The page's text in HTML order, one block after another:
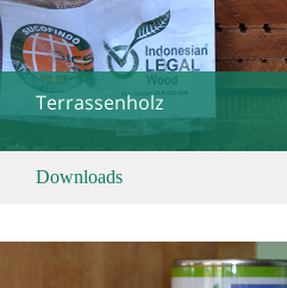
Terrassenholz
Downloads